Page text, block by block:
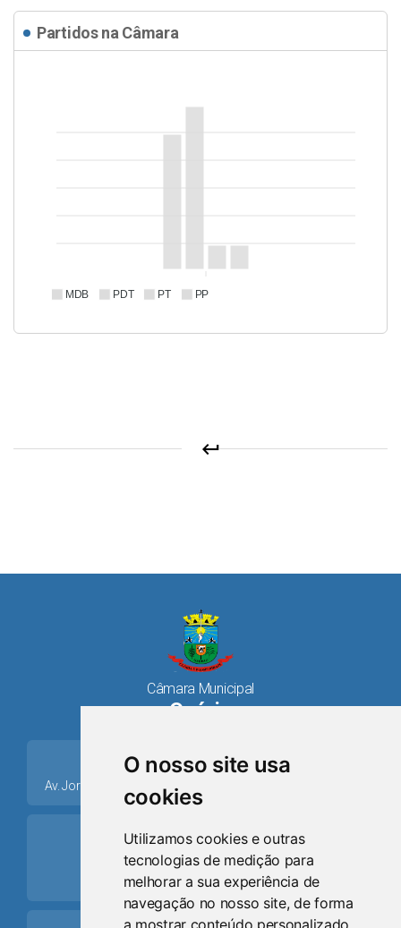
O nosso site usa
cookies
Utilizamos cookies e outras
tecnologias de medição para
melhorar a sua experiência de
navegação no nosso site, de forma
a mostrar conteúdo personalizado,
Partidos na Câmara
MDB PDT PT PP
keyboard_return
Câmara Municipal
Osório
place
Av. Jorge Dariva, 1211, Centro CEP: 95520.000 - Osório/RS
ring_volume
Telefone
(51) 9 8024-0884